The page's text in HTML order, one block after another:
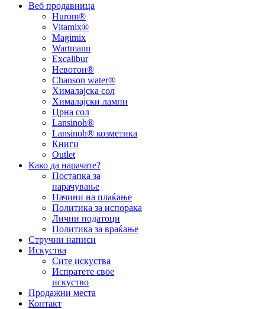
Веб продавница
Hurom®
Vitamix®
Magimix
Wartmann
Excalibur
Невотон®
Chanson water®
Хималајска сол
Хималајски лампи
Црна сол
Lansinoh®
Lansinoh® козметика
Книги
Outlet
Како да нарачате?
Постапка за
нарачување
Начини на плаќање
Политика за испорака
Лични податоци
Политика за враќање
Стручни написи
Искуства
Сите искуства
Испратете свое
искуство
Продажни места
Контакт